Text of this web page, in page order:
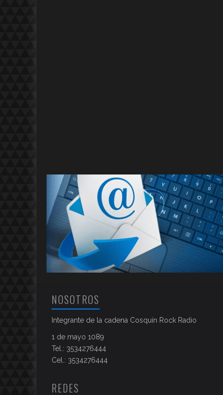
NOSOTROS
Integrante de la cadena Cosquín Rock Radio
1 de mayo 1089
Tel.: 3534276444
Cel.: 3534276444
REDES